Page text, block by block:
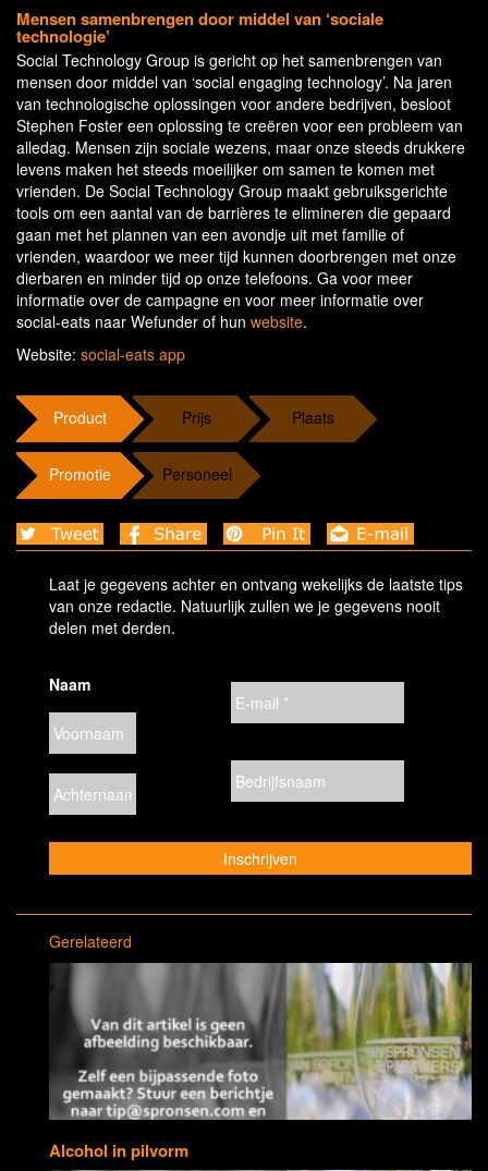
Mensen samenbrengen door middel van ‘sociale
technologie’
Social Technology Group is gericht op het samenbrengen van
mensen door middel van ‘social engaging technology’. Na jaren
van technologische oplossingen voor andere bedrijven, besloot
Stephen Foster een oplossing te creëren voor een probleem van
alledag. Mensen zijn sociale wezens, maar onze steeds drukkere
levens maken het steeds moeilijker om samen te komen met
vrienden. De Social Technology Group maakt gebruiksgerichte
tools om een aantal van de barrières te elimineren die gepaard
gaan met het plannen van een avondje uit met familie of
vrienden, waardoor we meer tijd kunnen doorbrengen met onze
dierbaren en minder tijd op onze telefoons. Ga voor meer
informatie over de campagne en voor meer informatie over
social-eats naar Wefunder of hun website.
Website: social-eats app
Product Prijs Plaats
Promotie Personeel
Laat je gegevens achter en ontvang wekelijks de laatste tips
van onze redactie. Natuurlijk zullen we je gegevens nooit
delen met derden.
Naam
Gerelateerd
Alcohol in pilvorm